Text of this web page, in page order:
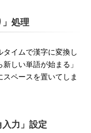
処理
イムで漢字に変換し
しい単語が始まる」
ペースを置いてしま
力」設定